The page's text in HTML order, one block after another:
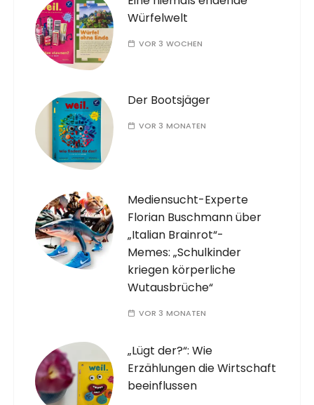
Würfelwelt
VOR 3 WOCHEN
Der Bootsjäger
VOR 3 MONATEN
Mediensucht-Experte
Florian Buschmann über
„Italian Brainrot“-
Memes: „Schulkinder
kriegen körperliche
Wutausbrüche“
VOR 3 MONATEN
„Lügt der?“: Wie
Erzählungen die Wirtschaft
beeinflussen